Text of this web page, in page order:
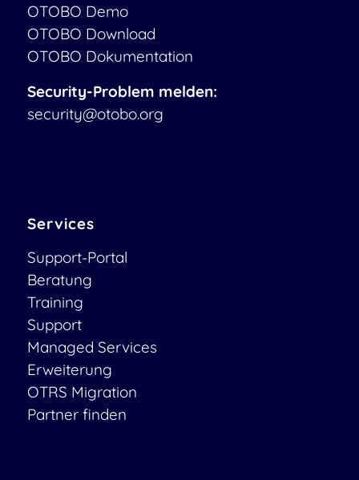
OTOBO Demo
OTOBO Download
OTOBO Dokumentation
Security-Problem melden:
security@otobo.org
Services
Support-Portal
Beratung
Training
Support
Managed Services
Erweiterung
OTRS Migration
Partner finden